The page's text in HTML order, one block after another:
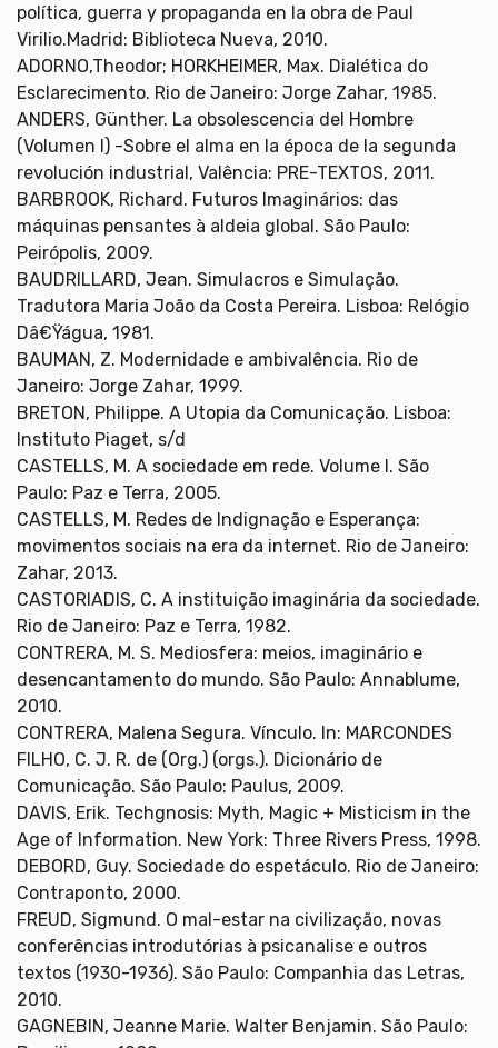
política, guerra y propaganda en la obra de Paul
Virilio.Madrid: Biblioteca Nueva, 2010.
ADORNO,Theodor; HORKHEIMER, Max. Dialética do
Esclarecimento. Rio de Janeiro: Jorge Zahar, 1985.
ANDERS, Günther. La obsolescencia del Hombre
(Volumen I) -Sobre el alma en la época de la segunda
revolución industrial, Valência: PRE-TEXTOS, 2011.
BARBROOK, Richard. Futuros Imaginários: das
máquinas pensantes à aldeia global. São Paulo:
Peirópolis, 2009.
BAUDRILLARD, Jean. Simulacros e Simulação.
Tradutora Maria João da Costa Pereira. Lisboa: Relógio
Dâ€Ÿágua, 1981.
BAUMAN, Z. Modernidade e ambivalência. Rio de
Janeiro: Jorge Zahar, 1999.
BRETON, Philippe. A Utopia da Comunicação. Lisboa:
Instituto Piaget, s/d
CASTELLS, M. A sociedade em rede. Volume I. São
Paulo: Paz e Terra, 2005.
CASTELLS, M. Redes de Indignação e Esperança:
movimentos sociais na era da internet. Rio de Janeiro:
Zahar, 2013.
CASTORIADIS, C. A instituição imaginária da sociedade.
Rio de Janeiro: Paz e Terra, 1982.
CONTRERA, M. S. Mediosfera: meios, imaginário e
desencantamento do mundo. São Paulo: Annablume,
2010.
CONTRERA, Malena Segura. Vínculo. In: MARCONDES
FILHO, C. J. R. de (Org.) (orgs.). Dicionário de
Comunicação. São Paulo: Paulus, 2009.
DAVIS, Erik. Techgnosis: Myth, Magic + Misticism in the
Age of Information. New York: Three Rivers Press, 1998.
DEBORD, Guy. Sociedade do espetáculo. Rio de Janeiro:
Contraponto, 2000.
FREUD, Sigmund. O mal-estar na civilização, novas
conferências introdutórias à psicanalise e outros
textos (1930-1936). São Paulo: Companhia das Letras,
2010.
GAGNEBIN, Jeanne Marie. Walter Benjamin. São Paulo: